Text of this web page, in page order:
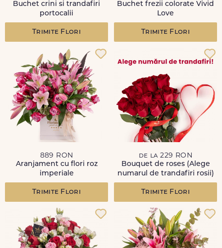
Buchet crini si trandafiri
portocalii
Trimite Flori
Buchet frezii colorate Vivid
Love
Trimite Flori
889 RON
Aranjament cu flori roz
imperiale
Trimite Flori
de la 229 RON
Bouquet de roses (Alege
numarul de trandafiri rosii)
Trimite Flori